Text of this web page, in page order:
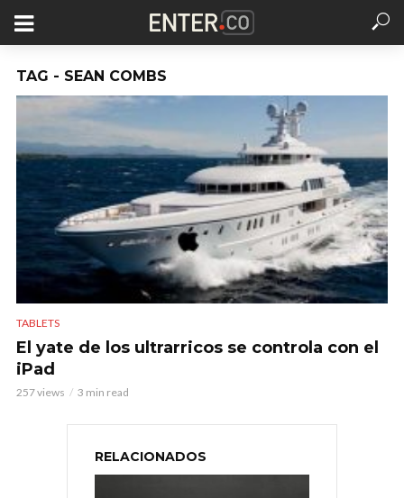
TAG - SEAN COMBS
TABLETS
El yate de los ultrarricos se controla con el
iPad
257 views 3 min read
RELACIONADOS